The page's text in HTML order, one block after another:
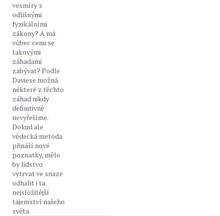
vesmíry s
odlišnými
fyzikálními
zákony? A má
vůbec cenu se
takovými
záhadami
zabývat? Podle
Daviese možná
některé z těchto
záhad nikdy
definitivně
nevyřešíme.
Dokud ale
vědecká metoda
přináší nové
poznatky, mělo
by lidstvo
vytrvat ve snaze
odhalit i ta
nejsložitější
tajemství našeho
světa.